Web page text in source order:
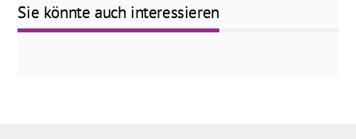
Sie könnte auch interessieren